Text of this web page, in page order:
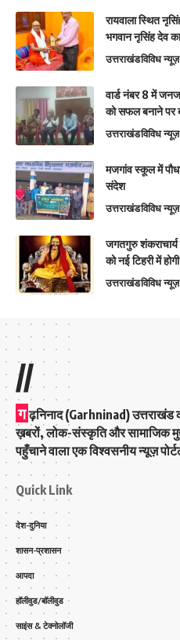
रायवाला स्थित
भगवान नृसिंह देव
उत्तराखंडविविध न्यूज़
वार्ड नंबर 8 में
को सफल बनाने पर
उत्तराखंडविविध न्यूज़
मजगांव स्कूल में
संदेश
उत्तराखंडविविध न्यूज़
जगतगुरु शंकराचार्य
को नई टिहरी में
उत्तराखंडविविध न्यूज़
//
ग ढ़निनाद (Garhninad)
ख़बरों, लोक-संस्कृति और सामाजिक
पहुँचाने वाला एक विश्वसनीय न्यूज़
Quick Link
देश-दुनिया
शासन-प्रशासन
आपदा
हॉलीवुड/बॉलीवुड
साइंस & टेक्नोलॉजी